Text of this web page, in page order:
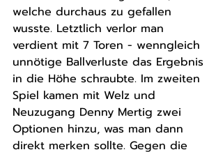
welche durchaus zu gefallen
wusste. Letztlich verlor man
verdient mit 7 Toren - wenngleich
unnötige Ballverluste das Ergebnis
in die Höhe schraubte. Im zweiten
Spiel kamen mit Welz und
Neuzugang Denny Mertig zwei
Optionen hinzu, was man dann
direkt merken sollte. Gegen die